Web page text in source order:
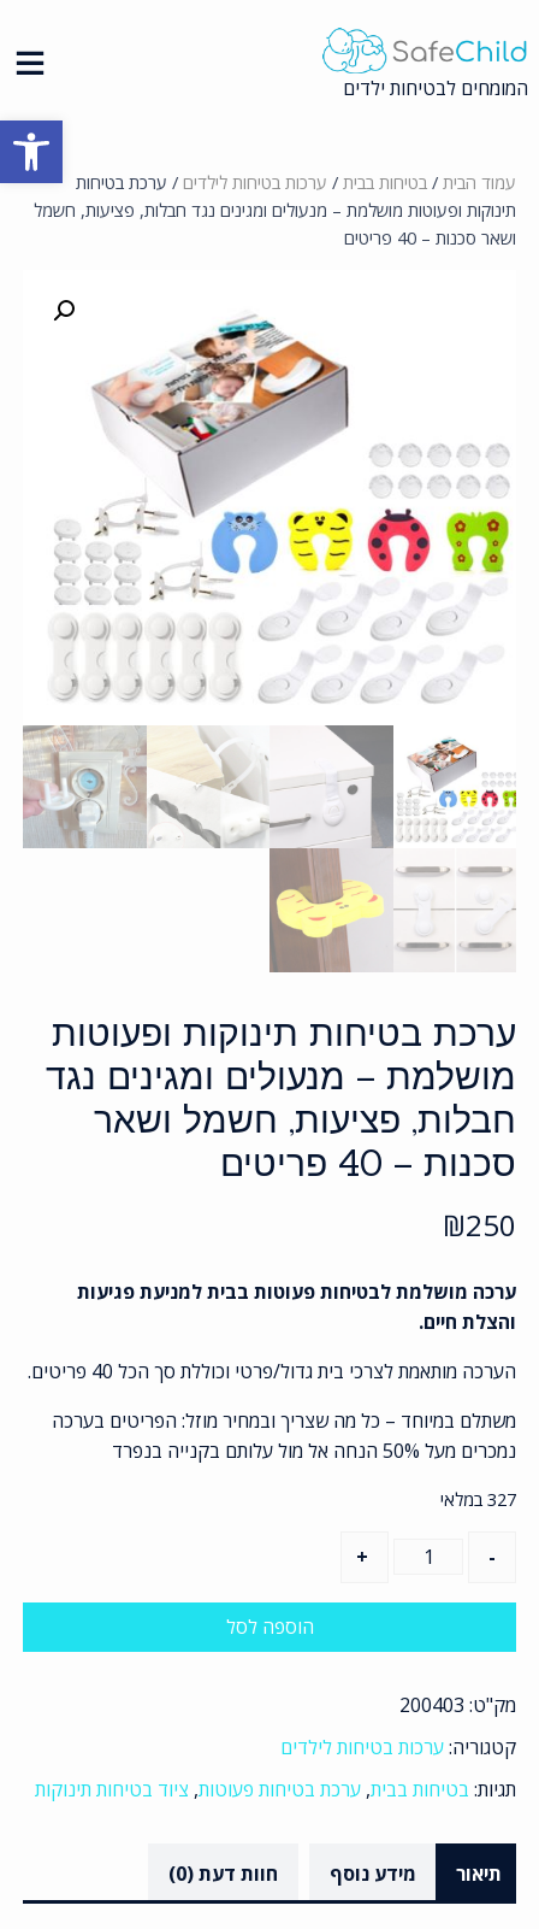
פתח
to
המומחים לבטיחות ילדים
עמוד הבית/ בטיחות בבית/ ערכות בטיחות לילדים / ערכת בטיחות
תינוקות ופעוטות מושלמת – מנעולים ומגינים נגד חבלות, פציעות, חשמל
ושאר סכנות – 40 פריטים
ערכת בטיחות תינוקות ופעוטות
מושלמת – מנעולים ומגינים נגד
חבלות, פציעות, חשמל ושאר
סכנות – 40 פריטים
₪250
ערכה מושלמת לבטיחות פעוטות בבית למניעת פגיעות
והצלת חיים.
הערכה מותאמת לצרכי בית גדול/פרטי וכוללת סך הכל 40 פריטים.
משתלם במיוחד – כל מה שצריך ובמחיר מוזל: הפריטים בערכה
נמכרים מעל 50% הנחה אל מול עלותם בקנייה בנפרד
327 במלאי
כמות
ערכת
ופעוטות
-
מנעולים
נגד
חבלות,
פציעות,
הוספה לסל
מק"ט: 200403
קטגוריה:ערכות בטיחות לילדים
תגיות: בטיחות בבית, ערכת בטיחות פעוטות, ציוד בטיחות תינוקות
תיאור מידע נוסף חוות דעת (0)